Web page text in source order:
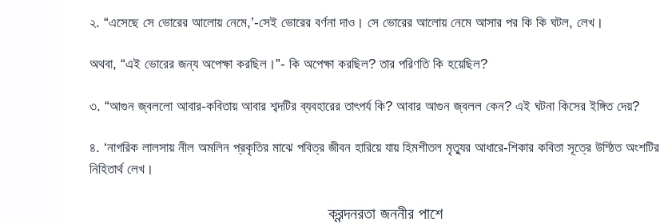
২. “এসেছে সে ভোরের আলোয় নেমে,’-সেই ভোরের বর্ণনা দাও। সে ভোরের আলোয় নেমে আসার পর কি কি ঘটল, লেখ।
অথবা, “এই ভোরের জন্য অপেক্ষা করছিল।”- কি অপেক্ষা করছিল? তার পরিণতি কি হয়েছিল?
৩. “আগুন জ্বললো আবার-কবিতায় আবার শব্দটির ব্যবহারের তাৎপর্য কি? আবার আগুন জ্বলল কেন? এই ঘটনা কিসের ইঙ্গিত দেয়?
৪. ‘নাগরিক লালসায় নীল অমলিন প্রকৃতির মাঝে পবিত্র জীবন হারিয়ে যায় হিমশীতল মৃত্যুর আধারে-শিকার কবিতা সূত্রে উদ্ঠিত অংশটির
নিহিতার্থ লেখ।
ক্রন্দনরতা জননীর পাশে